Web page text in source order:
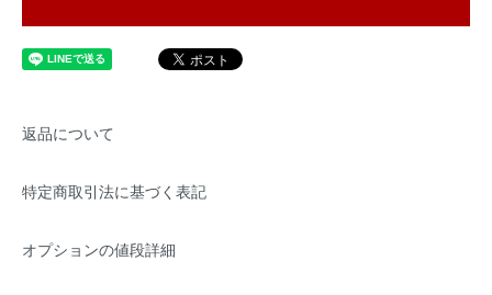
返品について
特定商取引法に基づく表記
オプションの値段詳細